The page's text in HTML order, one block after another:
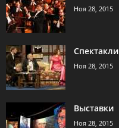
Ноя 28, 2015
Спектакли
Ноя 28, 2015
Выставки
Ноя 28, 2015